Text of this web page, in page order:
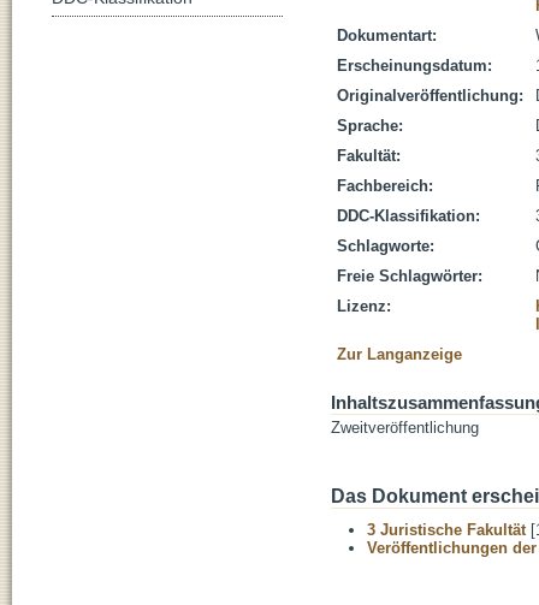
Dokumentart:
Erscheinungsdatum:
Originalveröffentlichung:
Sprache:
Fakultät:
Fachbereich:
DDC-Klassifikation:
Schlagworte:
Freie Schlagwörter:
Lizenz:
Zur Langanzeige
Zweitveröffentlichung
Das Dokument
3 Juristische Fakultät
Veröffentlichungen